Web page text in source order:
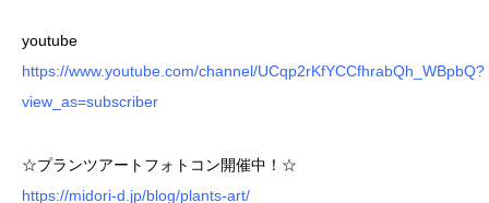
youtube
https://www.youtube.com/channel/UCqp2rKfYCCfhrabQh_WBpbQ?
view_as=subscriber
☆プランツアートフォトコン開催中！☆
https://midori-d.jp/blog/plants-art/